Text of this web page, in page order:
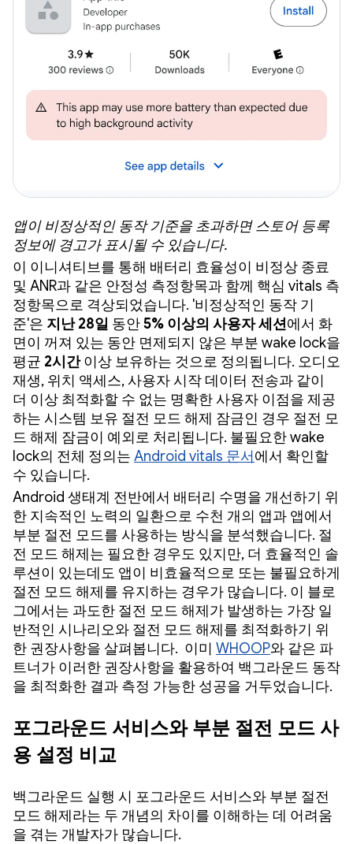
앱이 비정상적인 동작 기준을 초과하면 스토어 등록
정보에 경고가 표시될 수 있습니다.
이 이니셔티브를 통해 배터리 효율성이 비정상 종료
및 ANR과 같은 안정성 측정항목과 함께 핵심 vitals 측
정항목으로 격상되었습니다. '비정상적인 동작 기
준'은 지난 28일 동안5% 이상의 사용자 세션에서 화
면이 꺼져 있는 동안 면제되지 않은 부분 wake lock을
평균 2시간이상 보유하는 것으로 정의됩니다. 오디오
재생, 위치 액세스, 사용자 시작 데이터 전송과 같이
더 이상 최적화할 수 없는 명확한 사용자 이점을 제공
하는 시스템 보유 절전 모드 해제 잠금인 경우 절전 모
드 해제 잠금이 예외로 처리됩니다. 불필요한 wake
lock의 전체 정의는 Android vitals 문서에서 확인할
수 있습니다.
Android 생태계 전반에서 배터리 수명을 개선하기 위
한 지속적인 노력의 일환으로 수천 개의 앱과 앱에서
부분 절전 모드를 사용하는 방식을 분석했습니다. 절
전 모드 해제는 필요한 경우도 있지만, 더 효율적인 솔
루션이 있는데도 앱이 비효율적으로 또는 불필요하게
절전 모드 해제를 유지하는 경우가 많습니다. 이 블로
그에서는 과도한 절전 모드 해제가 발생하는 가장 일
반적인 시나리오와 절전 모드 해제를 최적화하기 위
한 권장사항을 살펴봅니다. 이미 WHOOP와 같은 파
트너가 이러한 권장사항을 활용하여 백그라운드 동작
을 최적화한 결과 측정 가능한 성공을 거두었습니다.
포그라운드 서비스와 부분 절전 모드 사
용 설정 비교
백그라운드 실행 시 포그라운드 서비스와 부분 절전
모드 해제라는 두 개념의 차이를 이해하는 데 어려움
을 겪는 개발자가 많습니다.